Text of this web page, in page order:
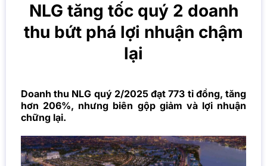
NLG tăng tốc quý 2 doanh
thu bứt phá lợi nhuận chậm
lại
Doanh thu NLG quý 2/2025 đạt 773 tỉ đồng, tăng
hơn 206%, nhưng biên gộp giảm và lợi nhuận
chững lại.